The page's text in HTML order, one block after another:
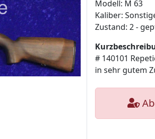
Modell: M 63
Kaliber:
Zustand: 2 -
# 140101
in sehr gutem